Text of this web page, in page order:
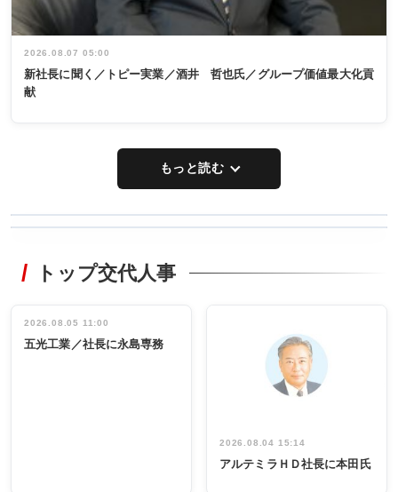
2026.08.07 05:00
新社長に聞く／トピー実業／酒井 哲也氏／グループ価値最大化貢
献
もっと読む
非鉄業界で
インタビュ
ー／社内ア
タックトレー
祝う 業界関
係者ら220人
出席
トップ交代人事
2026.08.05 11:00
五光工業／社長に永島専務
2026.08.04 15:14
アルテミラＨＤ社長に本田氏